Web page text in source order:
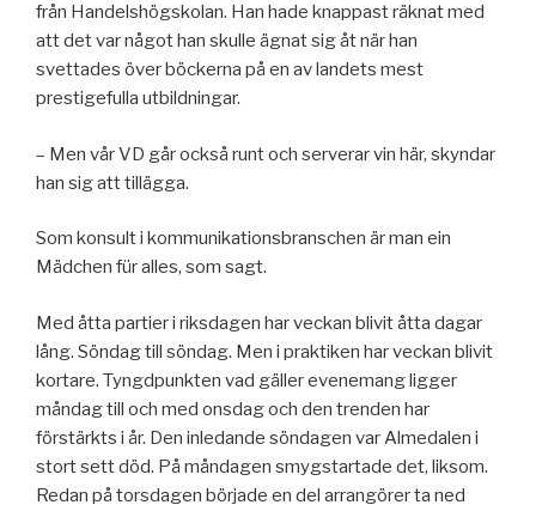
från Handelshögskolan. Han hade knappast räknat med
att det var något han skulle ägnat sig åt när han
svettades över böckerna på en av landets mest
prestigefulla utbildningar.
– Men vår VD går också runt och serverar vin här, skyndar
han sig att tillägga.
Som konsult i kommunikationsbranschen är man ein
Mädchen für alles, som sagt.
Med åtta partier i riksdagen har veckan blivit åtta dagar
lång. Söndag till söndag. Men i praktiken har veckan blivit
kortare. Tyngdpunkten vad gäller evenemang ligger
måndag till och med onsdag och den trenden har
förstärkts i år. Den inledande söndagen var Almedalen i
stort sett död. På måndagen smygstartade det, liksom.
Redan på torsdagen började en del arrangörer ta ned